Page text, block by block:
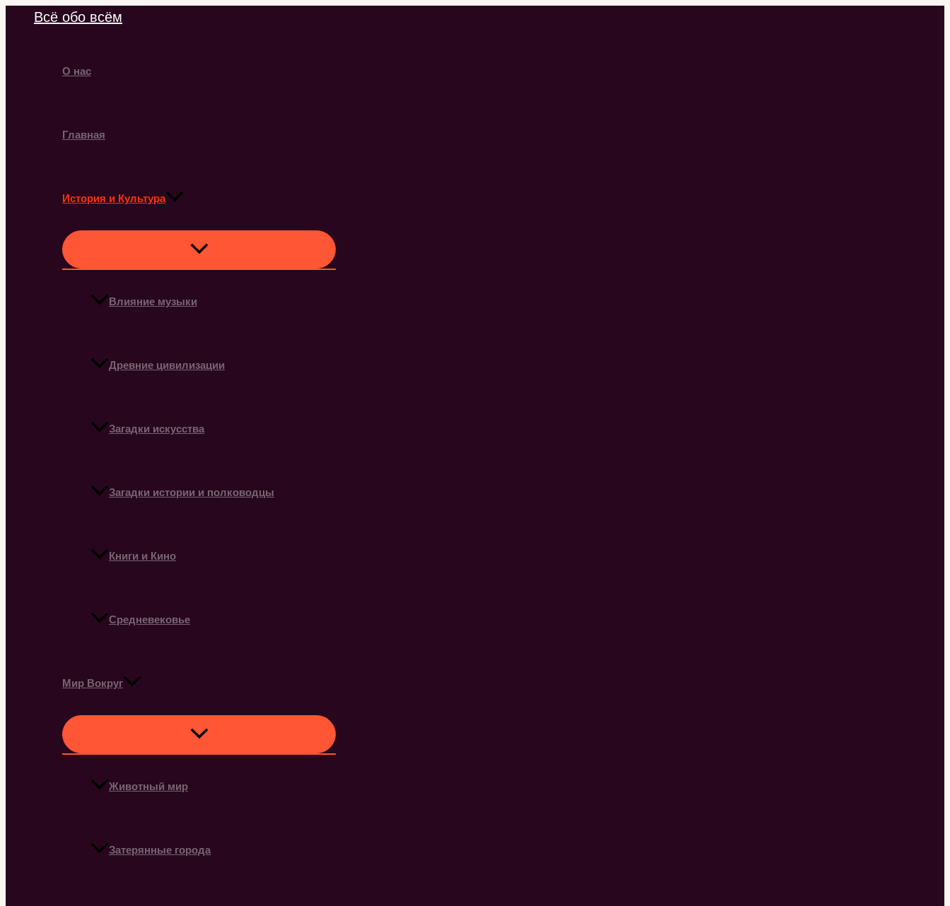
ПерейтиВсё обо всём
О нас
Главная
История и Культура
Влияние музыки
Древние цивилизации
Загадки искусства
Загадки истории и полководцы
Книги и Кино
Средневековье
Мир Вокруг
Животный мир
Затерянные города